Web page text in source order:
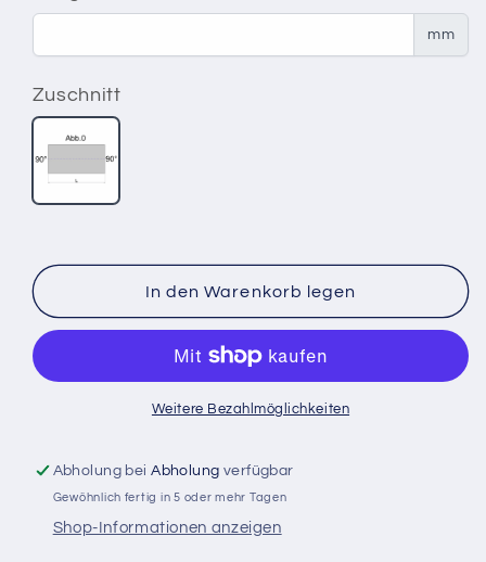
für
30
Stahl
für
30
mm
Zuschnitt
Zuschnitt
In den Warenkorb legen
Weitere Bezahlmöglichkeiten
Abholung beiAbholung verfügbar
Gewöhnlich fertig in 5 oder mehr Tagen
Shop-Informationen anzeigen